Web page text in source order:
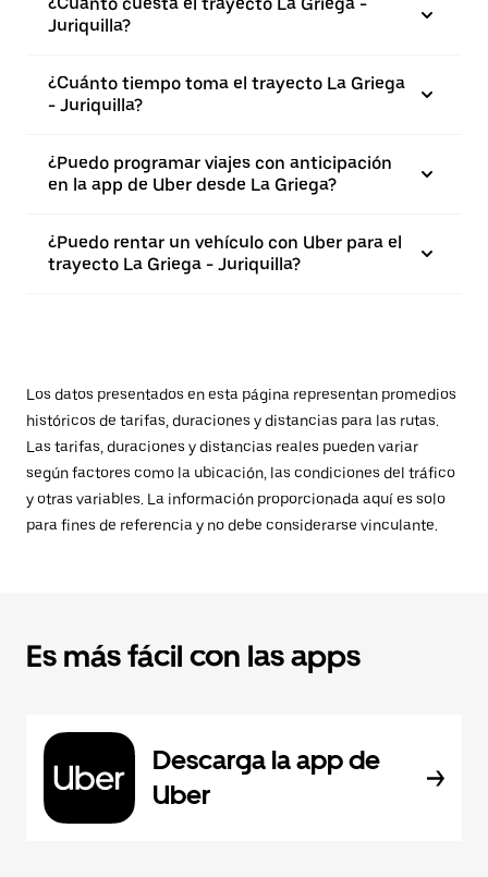
Juriquilla?
¿Cuánto tiempo toma el trayecto La Griega
- Juriquilla?
¿Puedo programar viajes con anticipación
en la app de Uber desde La Griega?
¿Puedo rentar un vehículo con Uber para el
trayecto La Griega - Juriquilla?
Los datos presentados en esta página representan promedios
históricos de tarifas, duraciones y distancias para las rutas.
Las tarifas, duraciones y distancias reales pueden variar
según factores como la ubicación, las condiciones del tráfico
y otras variables. La información proporcionada aquí es solo
para fines de referencia y no debe considerarse vinculante.
Es más fácil con las apps
Descarga la app de
Uber